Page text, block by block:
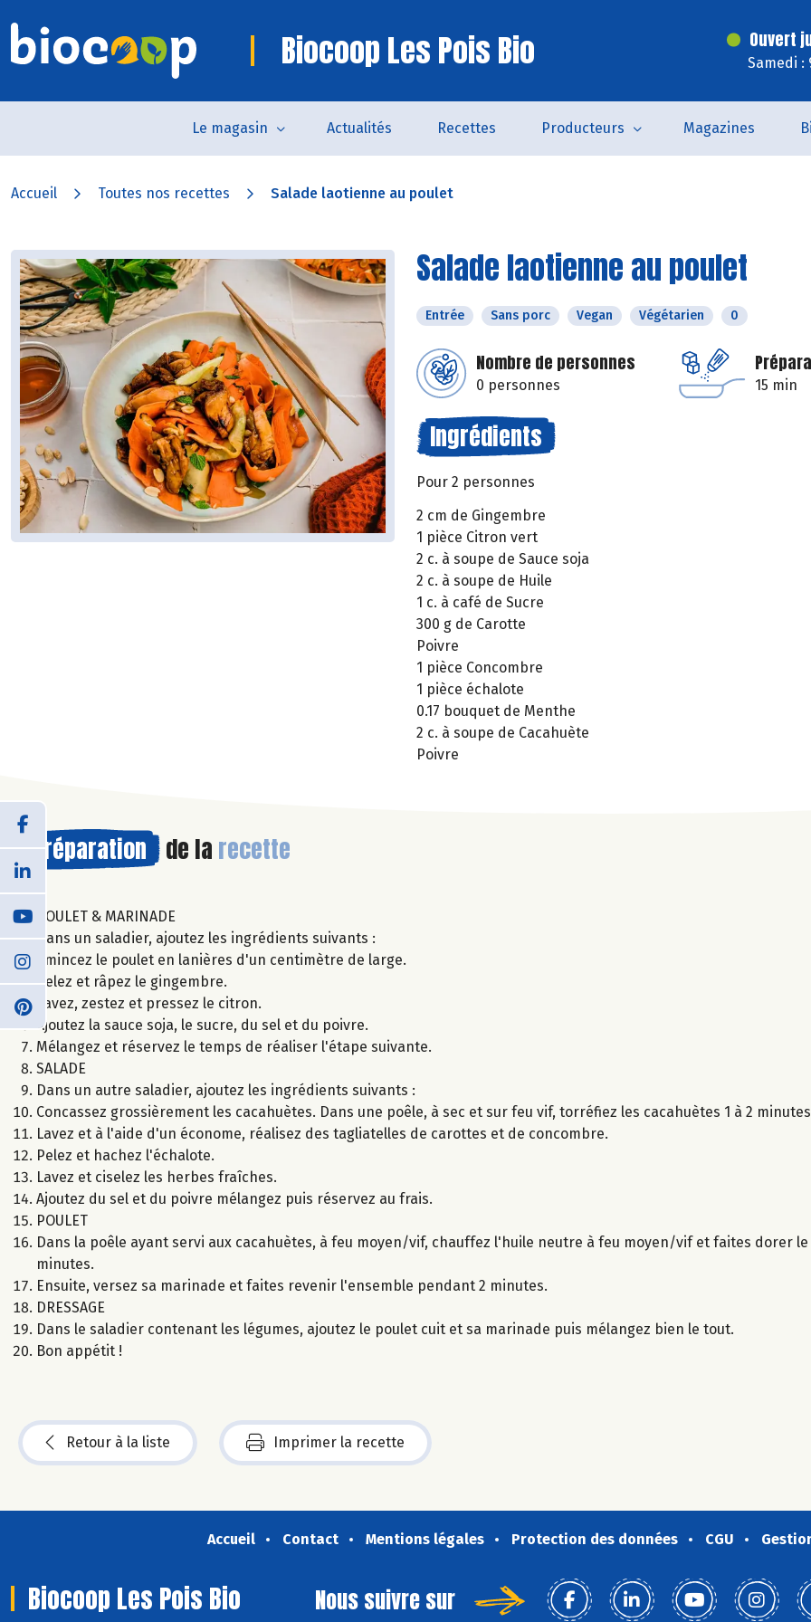
Biocoop Les Pois Bio Ouvert
Samedi :
Le magasin Actualités Recettes Producteurs Magazines
Accueil Toutes nos recettes Salade laotienne au poulet
Salade laotienne au poulet
Entrée Sans porc Vegan Végétarien 0
Nombre de personnes
0 personnes 15 min
Ingrédients
Pour 2 personnes
2 cm de Gingembre
1 pièce Citron vert
2 c. à soupe de Sauce soja
2 c. à soupe de Huile
1 c. à café de Sucre
300 g de Carotte
Poivre
1 pièce Concombre
1 pièce échalote
0.17 bouquet de Menthe
2 c. à soupe de Cacahuète
Poivre
Préparation de la recette
POULET & MARINADE
Dans un saladier, ajoutez les ingrédients suivants :
Émincez le poulet en lanières d'un centimètre de large.
Pelez et râpez le gingembre.
Lavez, zestez et pressez le citron.
Ajoutez la sauce soja, le sucre, du sel et du poivre.
Mélangez et réservez le temps de réaliser l'étape suivante.
SALADE
Dans un autre saladier, ajoutez les ingrédients suivants :
Concassez grossièrement les cacahuètes. Dans une poêle, à sec et sur feu vif, torréfiez les cacahuètes 1 à 2
Lavez et à l'aide d'un économe, réalisez des tagliatelles de carottes et de concombre.
Pelez et hachez l'échalote.
Lavez et ciselez les herbes fraîches.
Ajoutez du sel et du poivre mélangez puis réservez au frais.
POULET
Dans la poêle ayant servi aux cacahuètes, à feu moyen/vif, chauffez l'huile neutre à feu moyen/vif et faites dorer
minutes.
Ensuite, versez sa marinade et faites revenir l'ensemble pendant 2 minutes.
DRESSAGE
Dans le saladier contenant les légumes, ajoutez le poulet cuit et sa marinade puis mélangez bien le tout.
Bon appétit !
Retour à la liste Imprimer la recette
Accueil Contact Mentions légales Protection des données CGU
Biocoop Les Pois Bio Nous suivre sur